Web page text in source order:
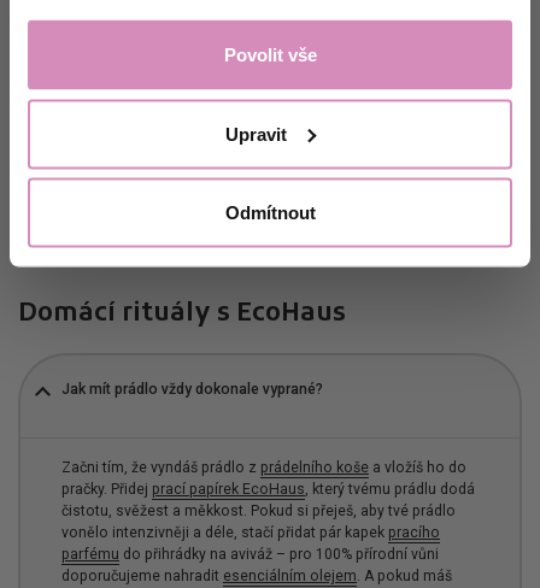
Povolit vše
Upravit
Odmítnout
Jak vzniká limitované edice? Zákulisí
focení Beaty Rajské a EcoHaus
Nahlédni do atmosféry plné elegance, přirozenosti a videí, která
Číst více
Domácí rituály s EcoHaus
Jak mít prádlo vždy dokonale vyprané?
Začni tím, že vyndáš prádlo z prádelního koše a vložíš ho do
pračky. Přidej prací papírek EcoHaus, který tvému prádlu dodá
čistotu, svěžest a měkkost. Pokud si přeješ, aby tvé prádlo
vonělo intenzivněji a déle, stačí přidat pár kapek pracího
parfému do přihrádky na aviváž – pro 100% přírodní vůni
doporučujeme nahradit esenciálním olejem. A pokud máš
Ne, děkuji.